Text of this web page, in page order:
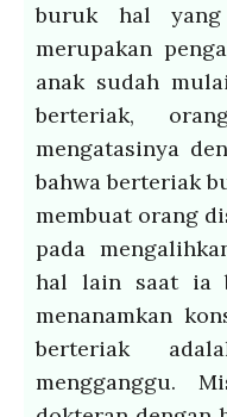
buruk hal
merupakan
anak sudah
berteriak,
mengatasinya
bahwa berteriak
membuat orang
pada
hal lain saat ia
menanamkan
berteriak
mengganggu.